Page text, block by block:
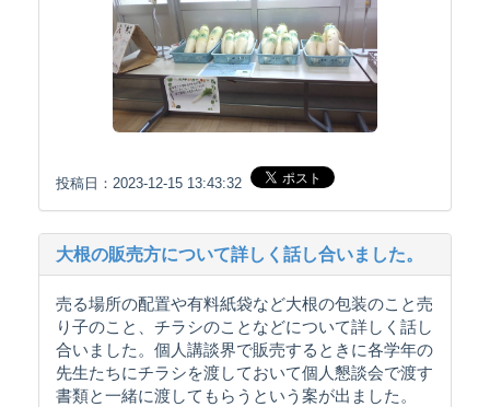
投稿日：2023-12-15 13:43:32
大根の販売方について詳しく話し合いました。
売る場所の配置や有料紙袋など大根の包装のこと売
り子のこと、チラシのことなどについて詳しく話し
合いました。個人講談界で販売するときに各学年の
先生たちにチラシを渡しておいて個人懇談会で渡す
書類と一緒に渡してもらうという案が出ました。